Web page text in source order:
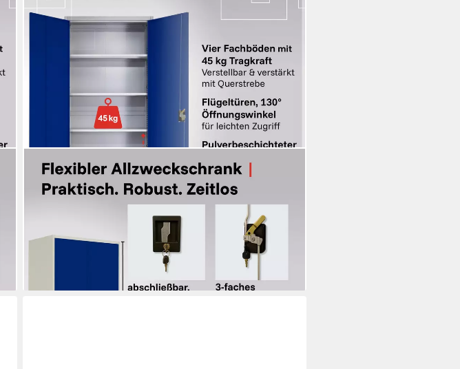
LAGERZWEI
Aktenschrank Stahlschrank 185x90x40 cm (Set, 2-St)
abschließbar
lieferbar - in 4-5 Werktagen bei dir